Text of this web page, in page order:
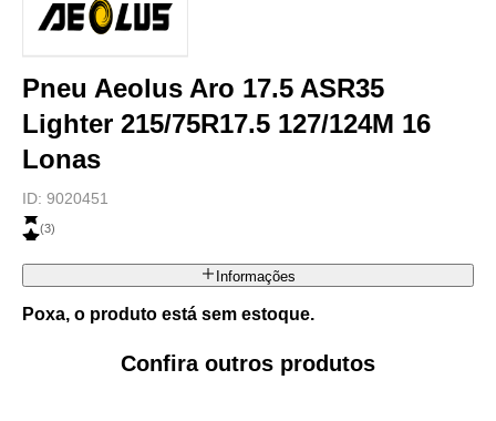
Pneu Aeolus Aro 17.5 ASR35
Lighter 215/75R17.5 127/124M 16
Lonas
ID: 9020451
(3)
Informações
Poxa, o produto está sem estoque.
Confira outros produtos